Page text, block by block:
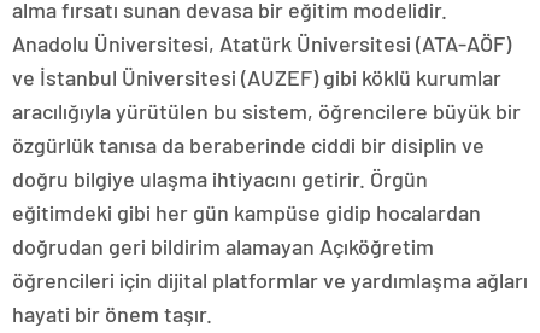
alma fırsatı sunan devasa bir eğitim modelidir.
Anadolu Üniversitesi, Atatürk Üniversitesi (ATA-AÖF)
ve İstanbul Üniversitesi (AUZEF) gibi köklü kurumlar
aracılığıyla yürütülen bu sistem, öğrencilere büyük bir
özgürlük tanısa da beraberinde ciddi bir disiplin ve
doğru bilgiye ulaşma ihtiyacını getirir. Örgün
eğitimdeki gibi her gün kampüse gidip hocalardan
doğrudan geri bildirim alamayan Açıköğretim
öğrencileri için dijital platformlar ve yardımlaşma ağları
hayati bir önem taşır.